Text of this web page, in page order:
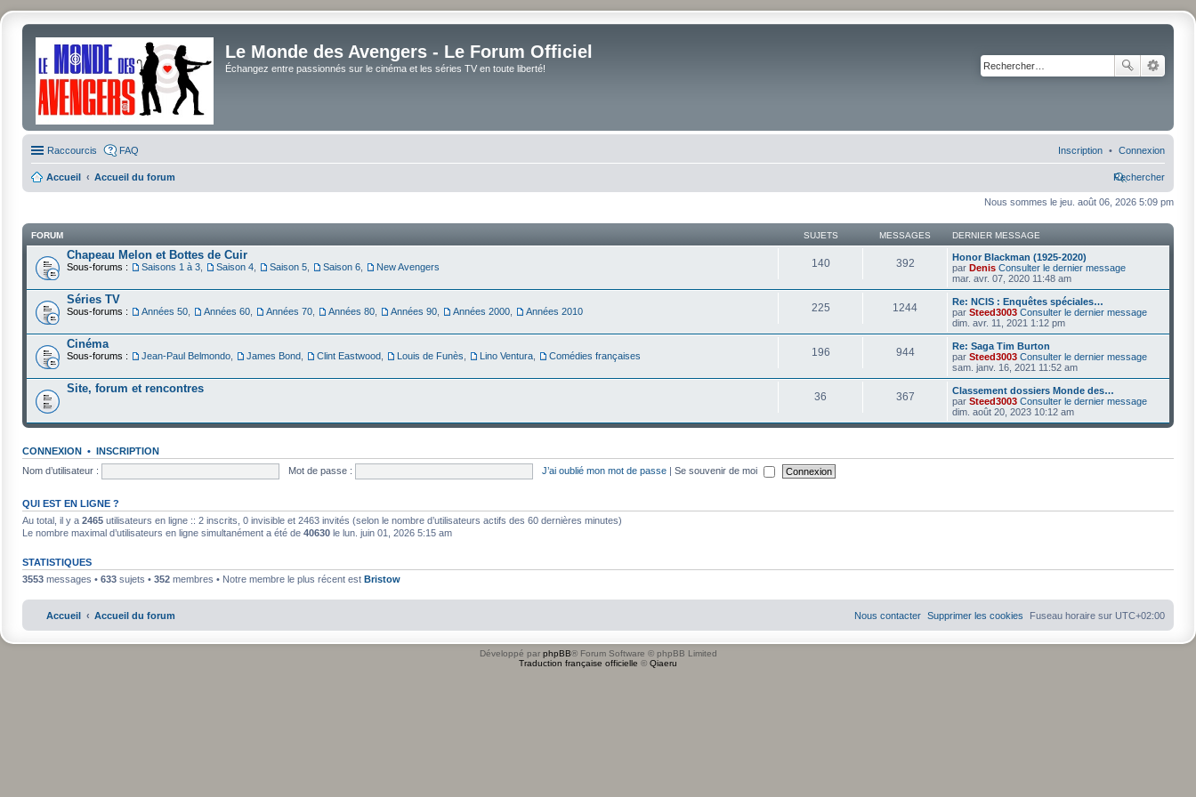
Le Monde des Avengers - Le Forum Officiel
Échangez entre passionnés sur le cinéma et les séries TV en toute liberté!
Raccourcis FAQ Connexion
Inscription
Accueil Accueil du forum Rechercher
Nous sommes le jeu. août 06, 2026 5:09 pm
FORUM SUJETS MESSAGES DERNIER MESSAGE
Chapeau Melon et Bottes de Cuir
Sous-forums : Saisons 1 à 3 Saison 4 Saison 5 Saison 6 New Avengers 140 392
Honor Blackman (1925-2020)
par Denis Consulter le dernier message
mar. avr. 07, 2020 11:48 am
Séries TV
Sous-forums : Années 50 Années 60 Années 70 Années 80 Années 90 Années 2000 Années 2010 225 1244
Re: NCIS : Enquêtes spéciales…
par Steed3003 Consulter le dernier message
dim. avr. 11, 2021 1:12 pm
Cinéma
Sous-forums : Jean-Paul Belmondo James Bond Clint Eastwood Louis de Funès Lino Ventura Comédies françaises 196 944
Re: Saga Tim Burton
par Steed3003 Consulter le dernier message
sam. janv. 16, 2021 11:52 am
Site, forum et rencontres
36 367
Classement dossiers Monde des…
par Steed3003 Consulter le dernier message
dim. août 20, 2023 10:12 am
CONNEXION • INSCRIPTION
Nom d’utilisateur :
Mot de passe : J’ai oublié mon mot de passe | Se souvenir de moi
QUI EST EN LIGNE ?
Au total, il y a 2465 utilisateurs en ligne :: 2 inscrits, 0 invisible et 2463 invités (selon le nombre d’utilisateurs actifs des 60 dernières minutes)
Le nombre maximal d’utilisateurs en ligne simultanément a été de 40630 le lun. juin 01, 2026 5:15 am
STATISTIQUES
3553 messages • 633 sujets • 352 membres • Notre membre le plus récent est Bristow
Accueil Accueil du forum Fuseau horaire sur UTC+02:00
Supprimer les cookies
Nous contacter
Développé par phpBB® Forum Software © phpBB Limited
Traduction française officielle © Qiaeru